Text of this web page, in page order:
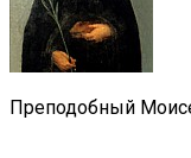
Преподобный